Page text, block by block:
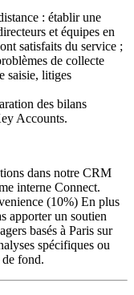
: établir une
et équipes en
satisfaits du service ;
de collecte
saisie, litiges
des bilans
Accounts.
dans notre CRM
interne Connect.
(10%) En plus
apporter un soutien
basés à Paris sur
spécifiques ou
de fond.